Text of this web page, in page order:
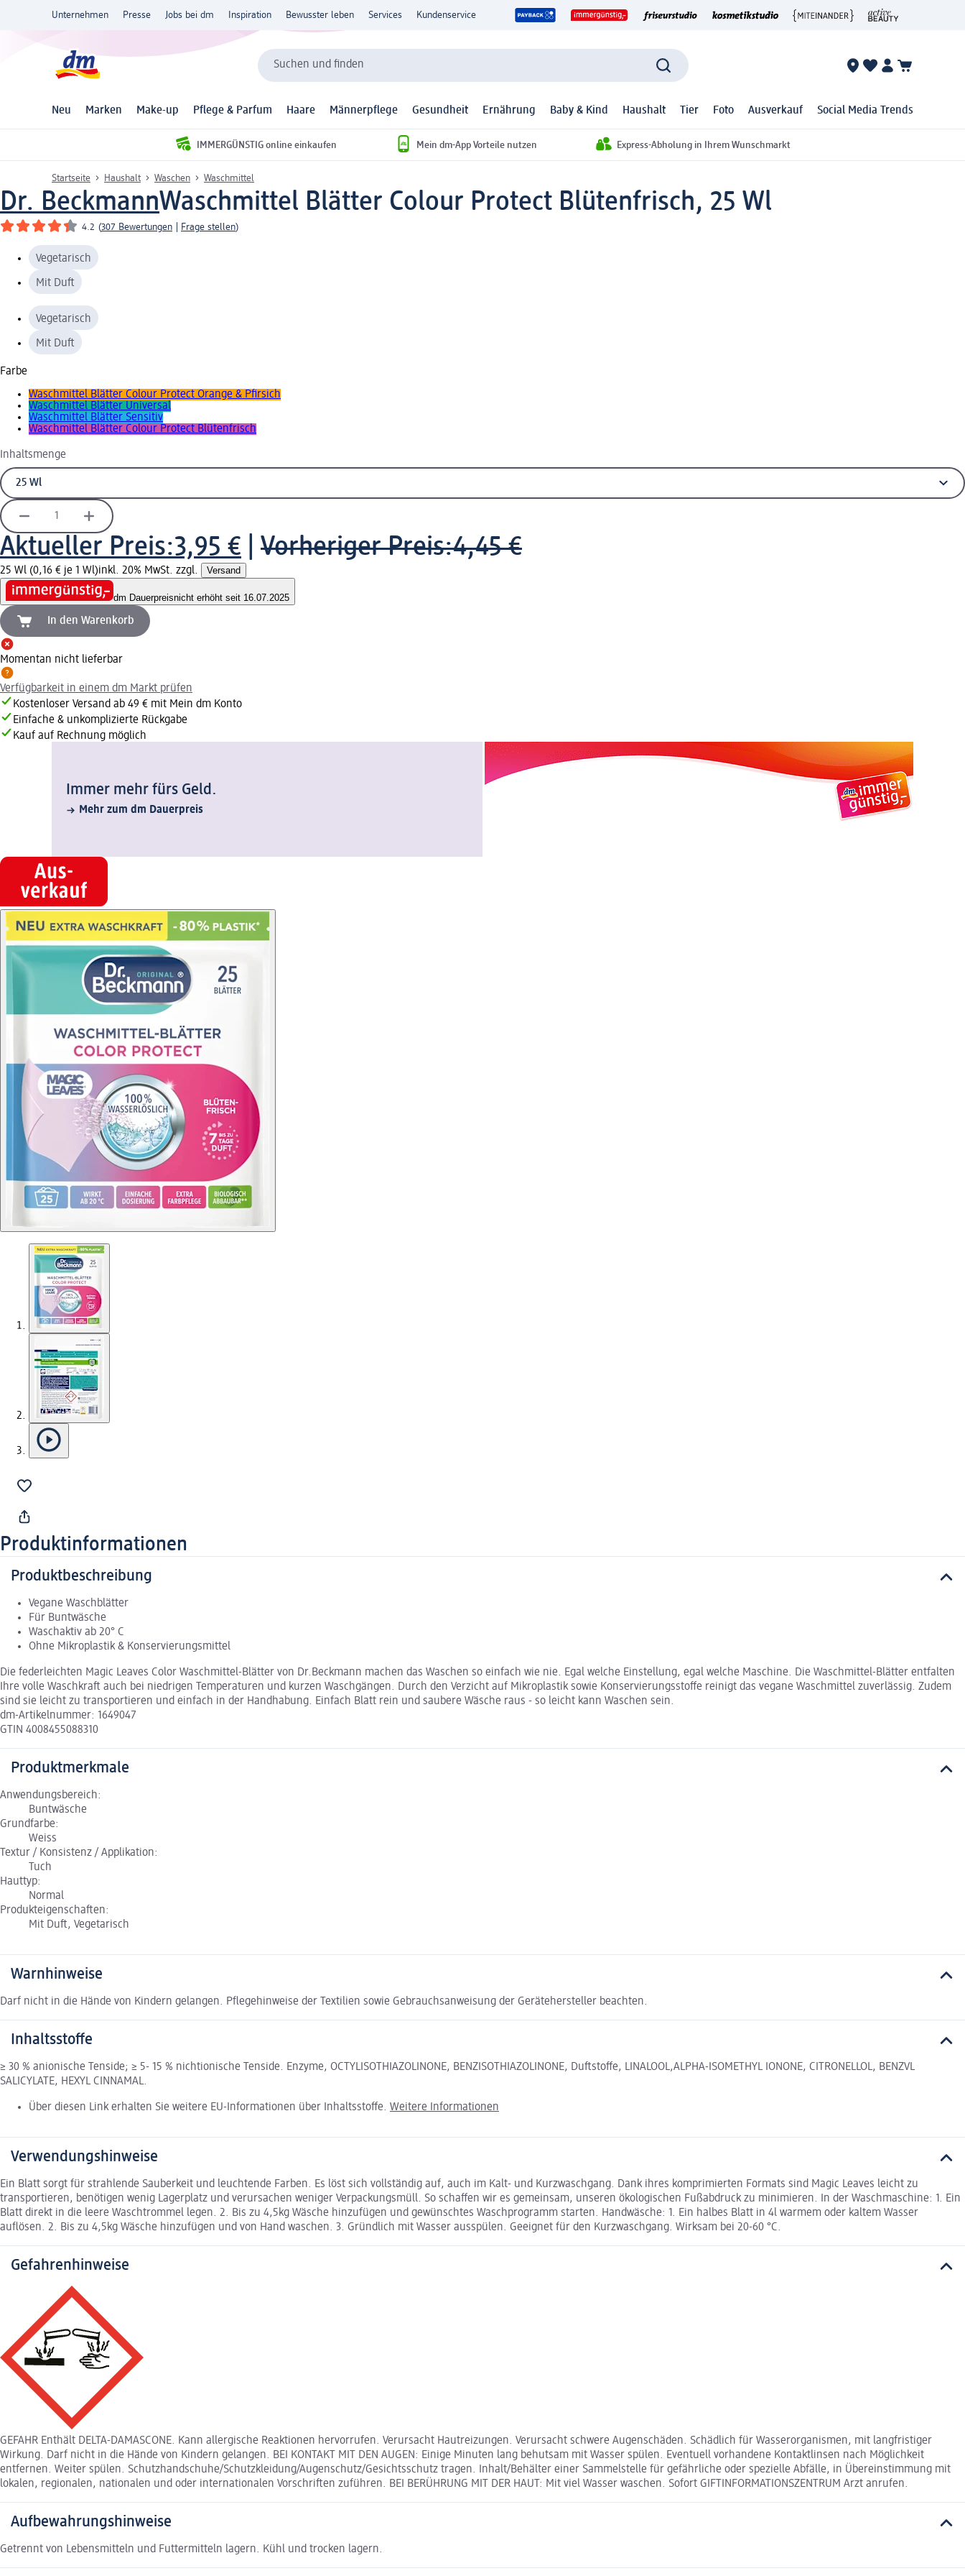
Unternehmen Presse Jobs bei dm Inspiration Bewusster leben Services Kundenservice
Suchen und finden
Neu Marken Make-up Pflege & Parfum Haare Männerpflege Gesundheit Ernährung Baby & Kind Haushalt Tier Foto Ausverkauf Social Media Trends
IMMERGÜNSTIG online einkaufen Mein dm-App Vorteile nutzen Express-Abholung in Ihrem Wunschmarkt
Startseite Haushalt Waschen Waschmittel
Dr. BeckmannWaschmittel Blätter Colour Protect Blütenfrisch, 25 Wl
4.2 (307 Bewertungen Frage stellen)
Vegetarisch
Mit Duft
Vegetarisch
Mit Duft
Farbe
Waschmittel Blätter Colour Protect Orange & Pfirsich
Waschmittel Blätter Universal
Waschmittel Blätter Sensitiv
Waschmittel Blätter Colour Protect Blütenfrisch
Inhaltsmenge
Aktueller Preis:3,95 € Vorheriger Preis:4,45 €
25 Wl (0,16 € je 1 Wl)inkl. 20% MwSt. zzgl. Versand
dm Dauerpreisnicht erhöht seit 16.07.2025
In den Warenkorb
Momentan nicht lieferbar
Verfügbarkeit in einem dm Markt prüfen
Kostenloser Versand ab 49 € mit Mein dm Konto
Einfache & unkomplizierte Rückgabe
Kauf auf Rechnung möglich
Immer mehr fürs Geld.
Mehr zum dm Dauerpreis
Produktinformationen
Produktbeschreibung
Vegane Waschblätter
Für Buntwäsche
Waschaktiv ab 20° C
Ohne Mikroplastik & Konservierungsmittel
Die federleichten Magic Leaves Color Waschmittel-Blätter von Dr.Beckmann machen das Waschen so einfach wie nie. Egal welche Einstellung, egal welche Maschine. Die Waschmittel-Blätter entfalten
Ihre volle Waschkraft auch bei niedrigen Temperaturen und kurzen Waschgängen. Durch den Verzicht auf Mikroplastik sowie Konservierungsstoffe reinigt das vegane Waschmittel zuverlässig. Zudem
sind sie leicht zu transportieren und einfach in der Handhabung. Einfach Blatt rein und saubere Wäsche raus - so leicht kann Waschen sein.
dm-Artikelnummer: 1649047
GTIN 4008455088310
Produktmerkmale
Anwendungsbereich:
Buntwäsche
Grundfarbe:
Weiss
Textur / Konsistenz / Applikation:
Tuch
Hauttyp:
Normal
Produkteigenschaften:
Mit Duft, Vegetarisch
Warnhinweise
Darf nicht in die Hände von Kindern gelangen. Pflegehinweise der Textilien sowie Gebrauchsanweisung der Gerätehersteller beachten.
Inhaltsstoffe
≥ 30 % anionische Tenside; ≥ 5- 15 % nichtionische Tenside. Enzyme, OCTYLISOTHIAZOLINONE, BENZISOTHIAZOLINONE, Duftstoffe, LINALOOL,ALPHA-ISOMETHYL IONONE, CITRONELLOL, BENZVL
SALICYLATE, HEXYL CINNAMAL.
Über diesen Link erhalten Sie weitere EU-Informationen über Inhaltsstoffe. Weitere Informationen
Verwendungshinweise
Ein Blatt sorgt für strahlende Sauberkeit und leuchtende Farben. Es löst sich vollständig auf, auch im Kalt- und Kurzwaschgang. Dank ihres komprimierten Formats sind Magic Leaves leicht zu
transportieren, benötigen wenig Lagerplatz und verursachen weniger Verpackungsmüll. So schaffen wir es gemeinsam, unseren ökologischen Fußabdruck zu minimieren. In der Waschmaschine: 1. Ein
Blatt direkt in die leere Waschtrommel legen. 2. Bis zu 4,5kg Wäsche hinzufügen und gewünschtes Waschprogramm starten. Handwäsche: 1. Ein halbes Blatt in 4l warmem oder kaltem Wasser
auflösen. 2. Bis zu 4,5kg Wäsche hinzufügen und von Hand waschen. 3. Gründlich mit Wasser ausspülen. Geeignet für den Kurzwaschgang. Wirksam bei 20-60 °C.
Gefahrenhinweise
GEFAHR Enthält DELTA-DAMASCONE. Kann allergische Reaktionen hervorrufen. Verursacht Hautreizungen. Verursacht schwere Augenschäden. Schädlich für Wasserorganismen, mit langfristiger
Wirkung. Darf nicht in die Hände von Kindern gelangen. BEI KONTAKT MIT DEN AUGEN: Einige Minuten lang behutsam mit Wasser spülen. Eventuell vorhandene Kontaktlinsen nach Möglichkeit
entfernen. Weiter spülen. Schutzhandschuhe/Schutzkleidung/Augenschutz/Gesichtsschutz tragen. Inhalt/Behälter einer Sammelstelle für gefährliche oder spezielle Abfälle, in Übereinstimmung mit
lokalen, regionalen, nationalen und oder internationalen Vorschriften zuführen. BEI BERÜHRUNG MIT DER HAUT: Mit viel Wasser waschen. Sofort GIFTINFORMATIONSZENTRUM Arzt anrufen.
Aufbewahrungshinweise
Getrennt von Lebensmitteln und Futtermitteln lagern. Kühl und trocken lagern.